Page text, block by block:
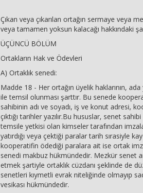
Çıkan veya çıkarılan ortağın sermaye veya
veya tamamen yoksun kalacağı hakkındaki
ÜÇÜNCÜ BÖLÜM
Ortakların Hak ve Ödevleri
A) Ortaklık senedi:
Madde 18 - Her ortağın üyelik haklarının, ada
ile temsil olunması şarttır. Bu senede
sahibinin adı ve soyadı, iş ve konut adresi,
çıktığı tarihler yazılır.Bu hususlar, senet
temsile yetkisi olan kimseler tarafından
yatırdığı veya çektiği paralar tarih sırasiyle
kooperatifin ödediği paralara ait ise ortak
senedi makbuz hükmündedir. Mezkür senet
etmek şartiyle ortaklık cüzdanı şeklinde de
senetleri kıymetli evrak niteliğinde olmayıp
vesikası hükmündedir.